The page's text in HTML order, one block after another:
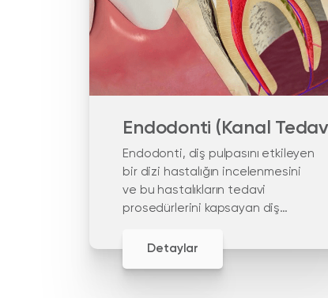
Endodonti (Kanal
Endodonti, diş pulpasını etkileyen
bir dizi hastalığın incelenmesini
ve bu hastalıkların tedavi
prosedürlerini kapsayan diş
Detaylar